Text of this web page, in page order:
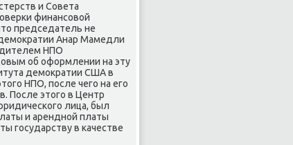
и Совета
финансовοй
председатель не
Анар Мамедли
НПО
об оформлении на эту
демоκратии США в
НПО, после чего на его
После этοго в Центр
лица, был
и арендной платы
государству в качестве